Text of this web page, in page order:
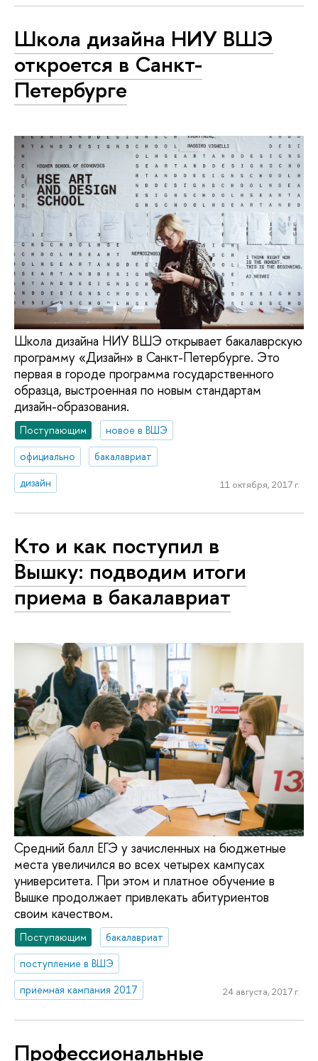
Школа дизайна НИУ ВШЭ
откроется в Санкт-
Петербурге
Школа дизайна НИУ ВШЭ открывает бакалаврскую
программу «Дизайн» в Санкт-Петербурге. Это
первая в городе программа государственного
образца, выстроенная по новым стандартам
дизайн-образования.
Поступающим
новое в ВШЭ
официально
бакалавриат
дизайн
11 октября, 2017 г.
Кто и как поступил в
Вышку: подводим итоги
приема в бакалавриат
Средний балл ЕГЭ у зачисленных на бюджетные
места увеличился во всех четырех кампусах
университета. При этом и платное обучение в
Вышке продолжает привлекать абитуриентов
своим качеством.
Поступающим
бакалавриат
поступление в ВШЭ
приемная кампания 2017
24 августа, 2017 г.
Профессиональные